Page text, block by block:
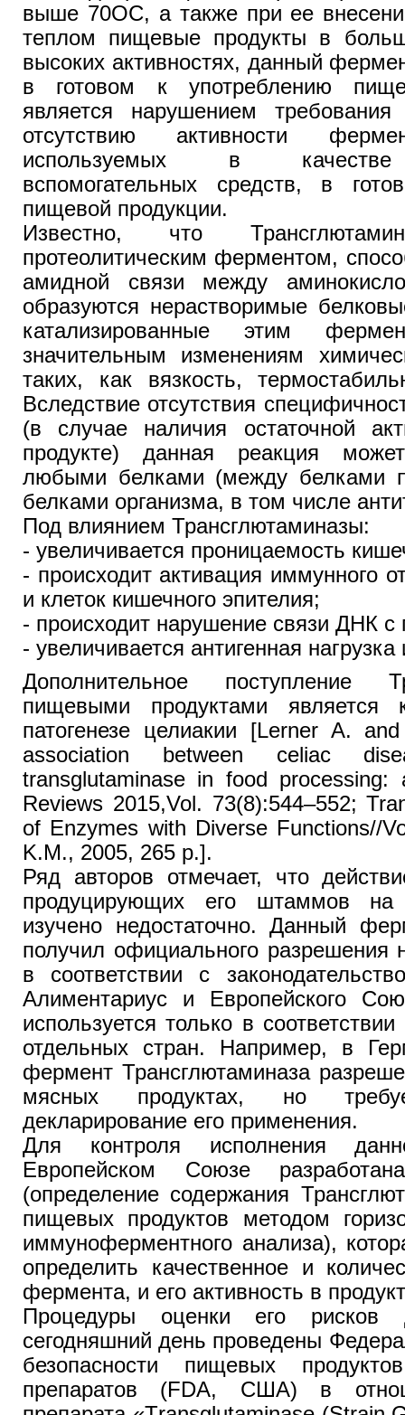
выше 70ОС, а также при ее
теплом пищевые продукты в
высоких активностях, данный
в готовом к употреблению
является нарушением
отсутствию активности
используемых в качестве
вспомогательных средств, в
пищевой продукции.
Известно, что
протеолитическим ферментом,
амидной связи между
образуются нерастворимые
катализированные этим
значительным изменениям
таких, как вязкость,
Вследствие отсутствия
(в случае наличия остаточной
продукте) данная реакция
любыми белками (между белками
белками организма, в том числе
Под влиянием Трансглютаминазы:
- увеличивается проницаемость
- происходит активация иммунного
и клеток кишечного эпителия;
- происходит нарушение связи ДНК с
- увеличивается антигенная
Дополнительное поступление
пищевыми продуктами
патогенезе целиакии [Lerner A.
association between celiac
transglutaminase in food processing:
Reviews 2015,Vol. 73(8):544–552;
of Enzymes with Diverse Functions//
K.M., 2005, 265 p.].
Ряд авторов отмечает, что
продуцирующих его штаммов на
изучено недостаточно. Данный
получил официального разрешения
в соответствии с
Алиментариус и Европейского
используется только в
отдельных стран. Например, в
фермент Трансглютаминаза
мясных продуктах, но
декларирование его применения.
Для контроля исполнения
Европейском Союзе
(определение содержания
пищевых продуктов методом
иммуноферментного анализа),
определить качественное и
фермента, и его активность в
Процедуры оценки его рисков
сегодняшний день проведены
безопасности пищевых
препаратов (FDA, США) в